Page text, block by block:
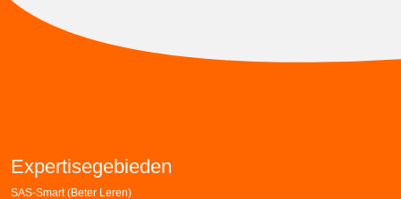
Expertisegebieden
SAS-Smart (Beter Leren)